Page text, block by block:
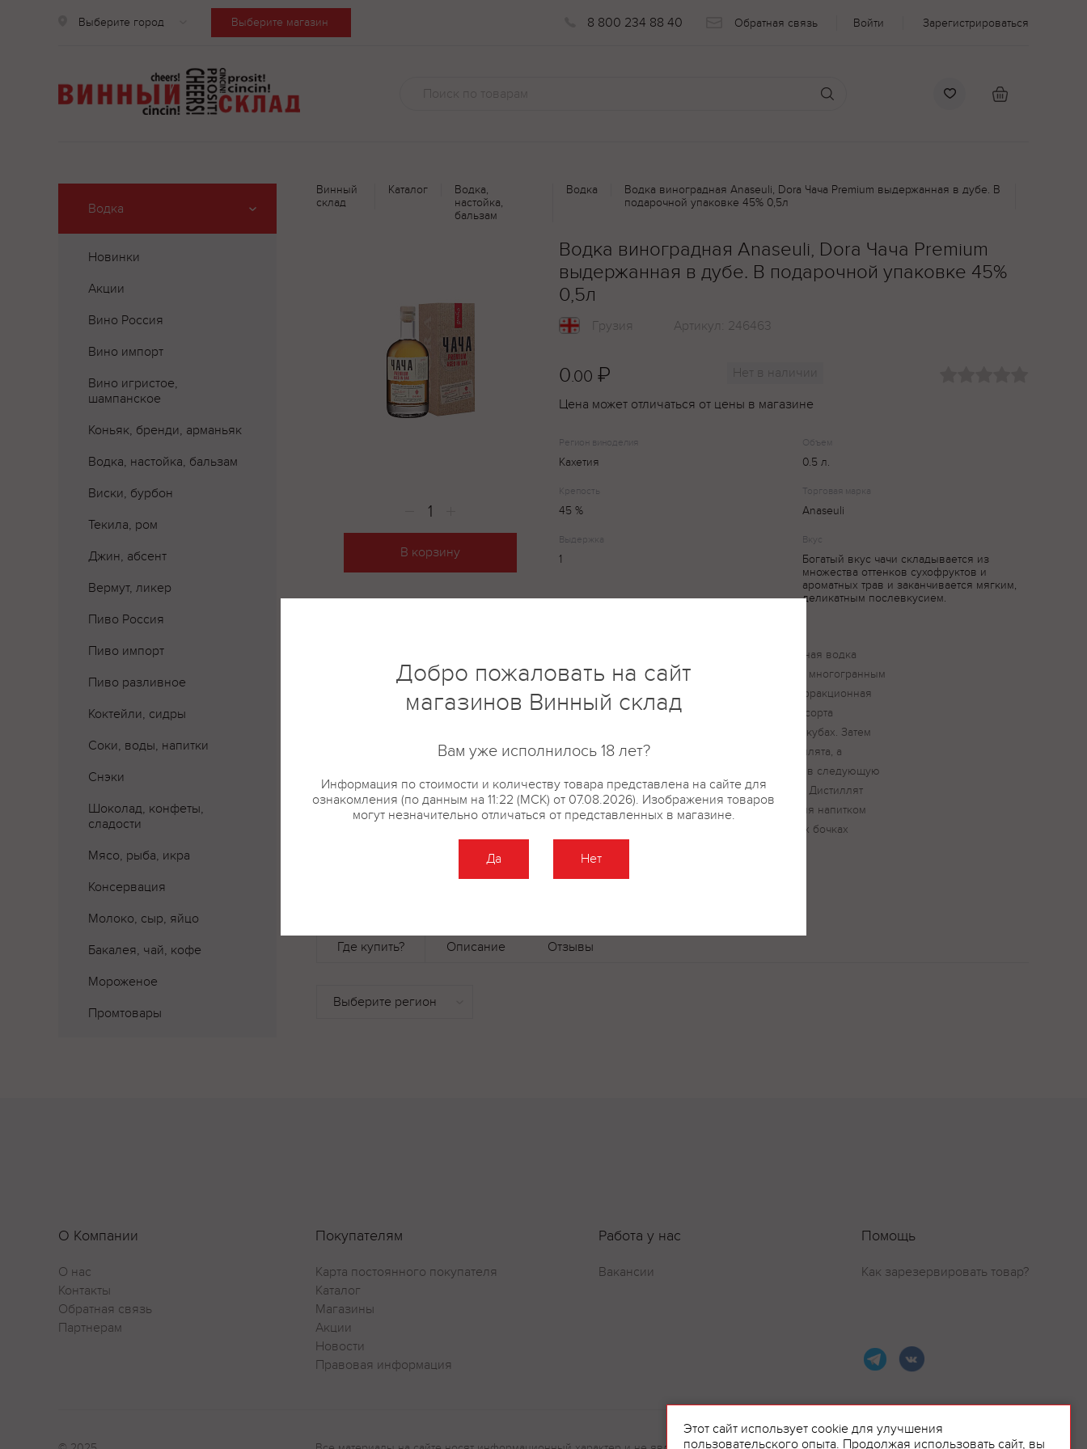
Выберите город Выберите магазин 8 800 234 88 40 Обратная связь Войти Зарегистрироваться
Водка
Новинки
Акции
Вино Россия
Вино импорт
Вино игристое,
шампанское
Коньяк, бренди, арманьяк
Водка, настойка, бальзам
Виски, бурбон
Текила, ром
Джин, абсент
Вермут, ликер
Пиво Россия
Пиво импорт
Пиво разливное
Коктейли, сидры
Соки, воды, напитки
Снэки
Шоколад, конфеты,
сладости
Мясо, рыба, икра
Консервация
Молоко, сыр, яйцо
Бакалея, чай, кофе
Мороженое
Промтовары
Винный
склад
Каталог
Водка,
настойка,
бальзам
Водка
Водка виноградная Anaseuli, Dora Чача Premium выдержанная в дубе. В
подарочной упаковке 45% 0,5л
В корзину
Водка виноградная Anaseuli, Dora Чача Premium
выдержанная в дубе. В подарочной упаковке 45%
0,5л
Грузия Артикул: 246463
0.00 ₽
Нет в наличии
Цена может отличаться от цены в магазине
Регион виноделия
Кахетия
Объем
0.5 л.
Крепость
45 %
Торговая марка
Anaseuli
Выдержка
1
Вкус
Богатый вкус чачи складывается из
множества оттенков сухофруктов и
ароматных трав и заканчивается мягким,
деликатным послевкусием.
"Dora" Чача Premium — традиционная виноградная водка
(чача), обладающая ярким ароматом и богатым, многогранным
вкусом. При изготовлении чачи применяется фракционная
или прямая дистилляция выжимок винограда сорта
Ркацители, проходящая в медных перегонных кубах. Затем
технологи тщательно отделяют "сердце" дистиллята, а
оставшиеся фракции, как правило, добавляют в следующую
партию сброженного сусла перед перегонкой. Дистиллят
разбавляется умягченной водой до достижения напитком
требуемой крепости. Выдержка чачи в дубовых бочках
Где купить? Описание Отзывы
Оставить отзыв
О Компании
О нас
Контакты
Обратная связь
Партнерам
Покупателям
Карта постоянного покупателя
Каталог
Магазины
Акции
Новости
Правовая информация
Работа у нас
Вакансии
Помощь
Как зарезервировать товар?
Этот сайт использует cookie для улучшения
пользовательского опыта. Продолжая использовать сайт, вы
Добро пожаловать на сайт
магазинов Винный склад
Вам уже исполнилось 18 лет?
Информация по стоимости и количеству товара представлена на сайте для
ознакомления (по данным на 11:22 (МСК) от 07.08.2026). Изображения товаров
могут незначительно отличаться от представленных в магазине.
Да Нет